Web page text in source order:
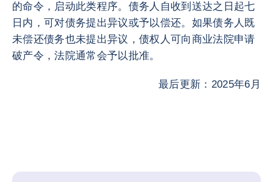
的命令，启动此类程序。债务人自收到送达之日起七
日内，可对债务提出异议或予以偿还。如果债务人既
未偿还债务也未提出异议，债权人可向商业法院申请
破产令，法院通常会予以批准。
最后更新：2025年6月